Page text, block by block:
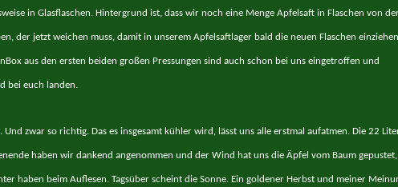
in Glasflaschen. Hintergrund ist, dass wir noch eine Menge Apfelsaft in Flaschen von
der jetzt weichen muss, damit in unserem Apfelsaftlager bald die neuen Flaschen einziehen
aus den ersten beiden großen Pressungen sind auch schon bei uns eingetroffen und
bei euch landen.
Und zwar so richtig. Das es insgesamt kühler wird, lässt uns alle erstmal aufatmen. Die 22
haben wir dankend angenommen und der Wind hat uns die Äpfel vom Baum gepustet,
haben beim Auflesen. Tagsüber scheint die Sonne. Ein goldener Herbst und meiner